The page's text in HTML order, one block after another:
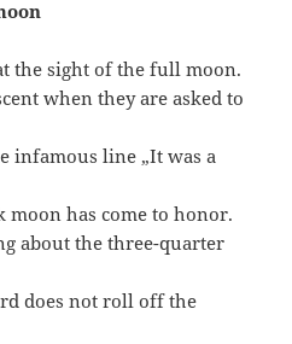
the sight of the full moon.
when they are asked to
infamous line „It was a
has come to honor.
about the three-quarter
does not roll off the